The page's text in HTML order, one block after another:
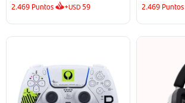
2.469 Puntos +USD59 2.469 Puntos